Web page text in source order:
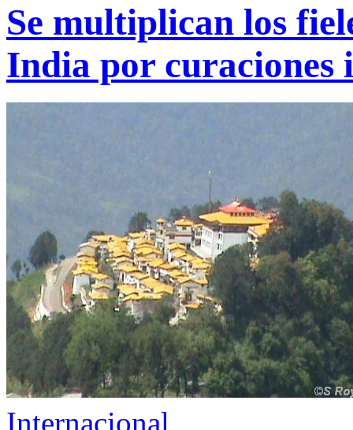
Se multiplican los
India por curaciones
Internacional